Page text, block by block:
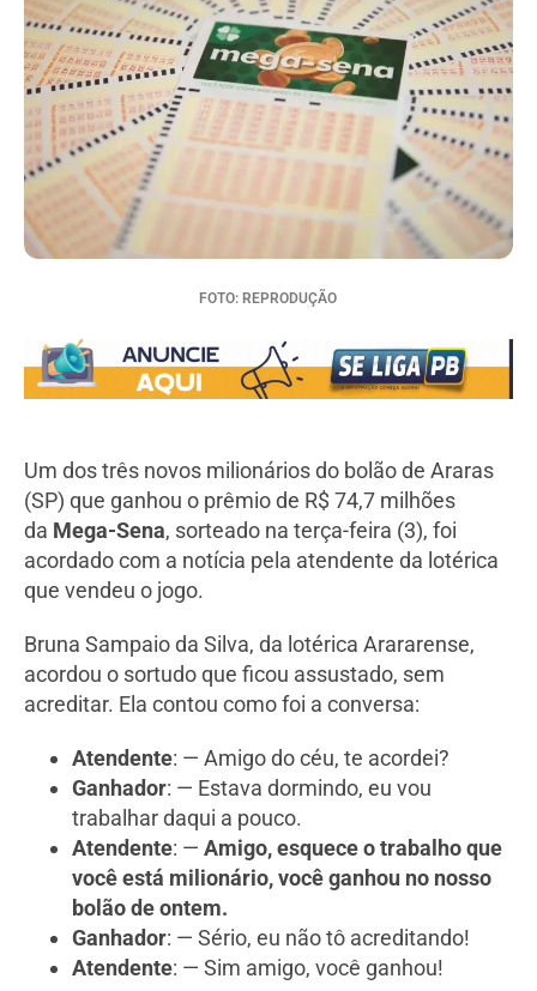
FOTO: REPRODUÇÃO
Um dos três novos milionários do bolão de Araras
(SP) que ganhou o prêmio de R$ 74,7 milhões
da Mega-Sena, sorteado na terça-feira (3), foi
acordado com a notícia pela atendente da lotérica
que vendeu o jogo.
Bruna Sampaio da Silva, da lotérica Arararense,
acordou o sortudo que ficou assustado, sem
acreditar. Ela contou como foi a conversa:
Atendente: — Amigo do céu, te acordei?
Ganhador: — Estava dormindo, eu vou
trabalhar daqui a pouco.
Atendente: — Amigo, esquece o trabalho que
você está milionário, você ganhou no nosso
bolão de ontem.
Ganhador: — Sério, eu não tô acreditando!
Atendente: — Sim amigo, você ganhou!